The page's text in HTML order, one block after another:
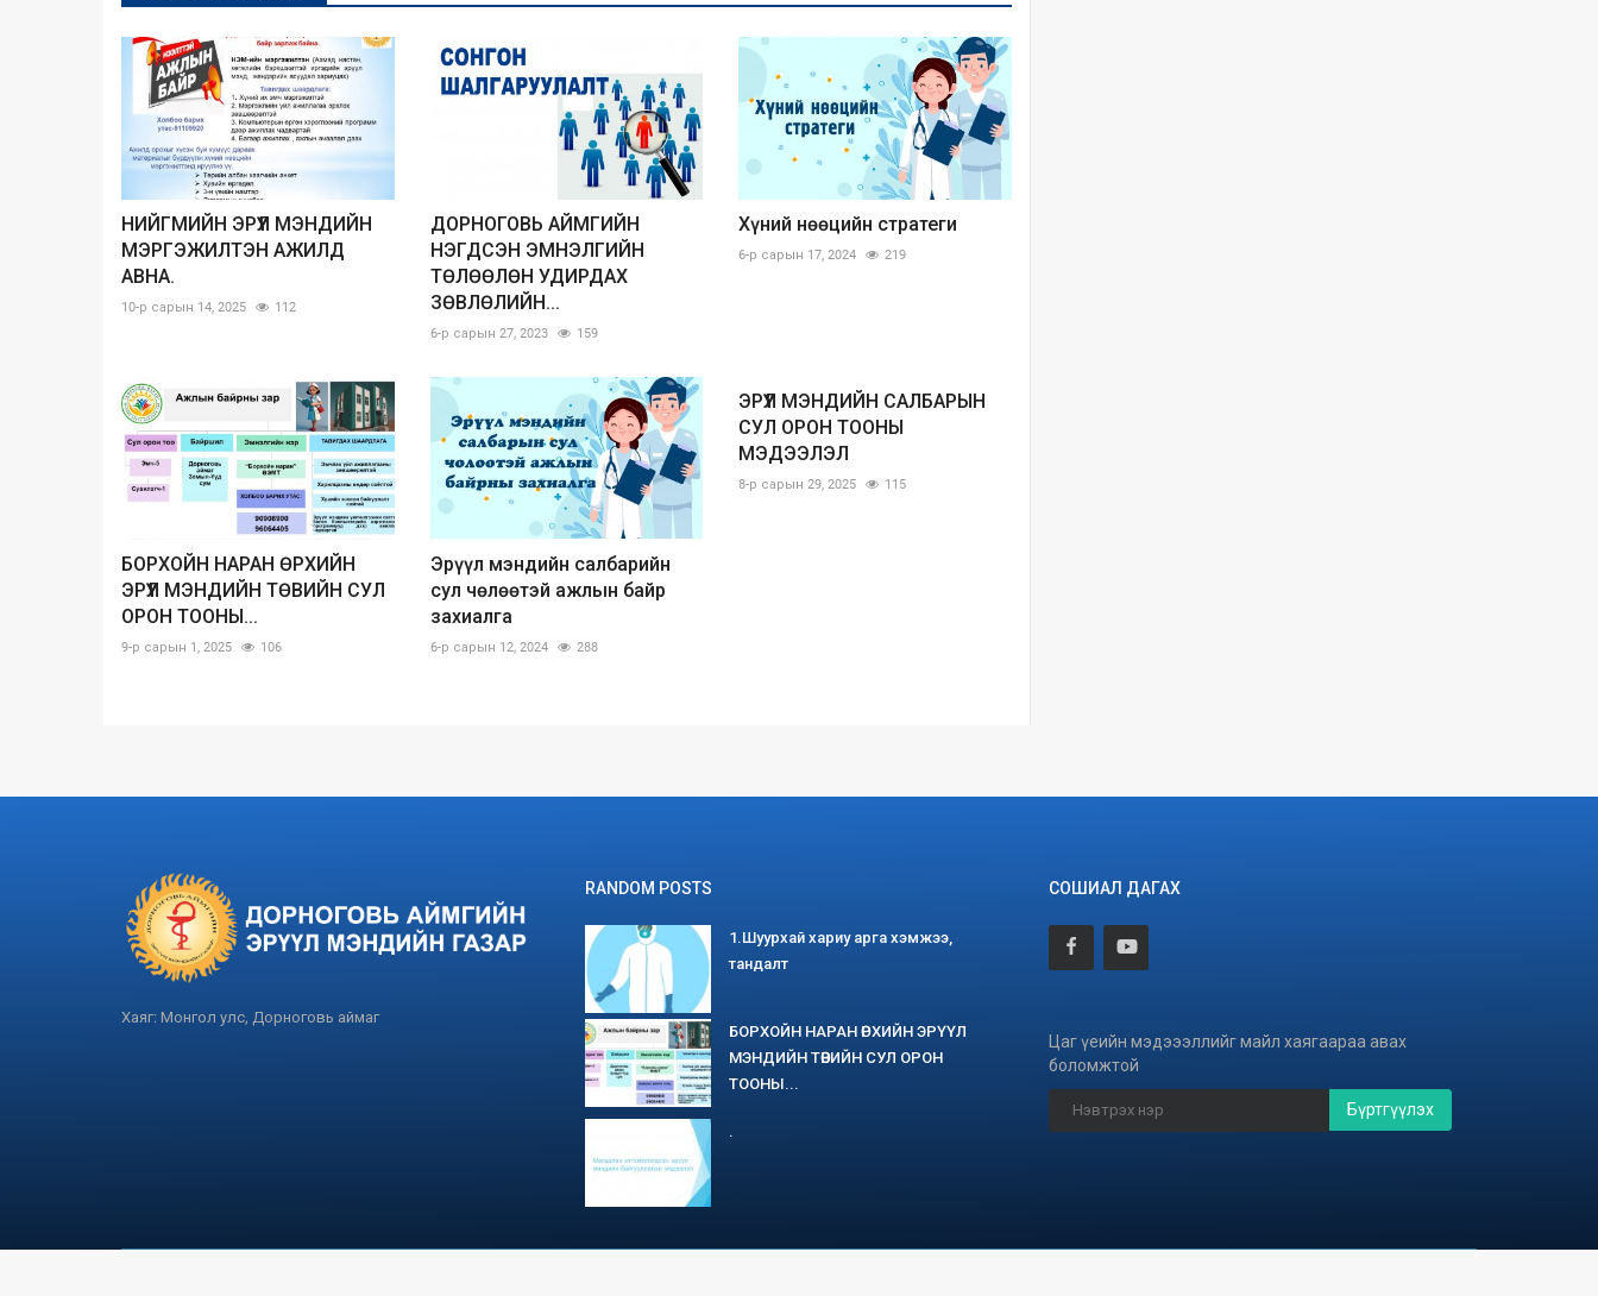
НИЙГМИЙН ЭРҮҮЛ МЭНДИЙН
МЭРГЭЖИЛТЭН АЖИЛД
АВНА.
10-р сарын 14, 2025 112
ДОРНОГОВЬ АЙМГИЙН
НЭГДСЭН ЭМНЭЛГИЙН
ТӨЛӨӨЛӨН УДИРДАХ
ЗӨВЛӨЛИЙН...
6-р сарын 27, 2023 159
Хүний нөөцийн стратеги
6-р сарын 17, 2024 219
БОРХОЙН НАРАН ӨРХИЙН
ЭРҮҮЛ МЭНДИЙН ТӨВИЙН СУЛ
ОРОН ТООНЫ...
9-р сарын 1, 2025 106
Эрүүл мэндийн салбарийн
сул чөлөөтэй ажлын байр
захиалга
6-р сарын 12, 2024 288
ЭРҮҮЛ МЭНДИЙН САЛБАРЫН
СУЛ ОРОН ТООНЫ
МЭДЭЭЛЭЛ
8-р сарын 29, 2025 115
Хаяг: Монгол улс, Дорноговь аймаг
RANDOM POSTS
1.Шуурхай хариу арга хэмжээ,
тандалт
БОРХОЙН НАРАН ӨРХИЙН ЭРҮҮЛ
МЭНДИЙН ТӨВИЙН СУЛ ОРОН
ТООНЫ...
.
СОШИАЛ ДАГАХ
Цаг үеийн мэдэээллийг майл хаягаараа авах
боломжтой
Бүртгүүлэх